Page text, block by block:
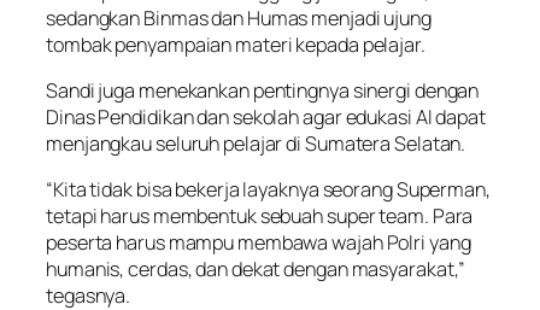
sedangkan Binmas dan Humas menjadi ujung
tombak penyampaian materi kepada pelajar.
Sandi juga menekankan pentingnya sinergi dengan
Dinas Pendidikan dan sekolah agar edukasi AI dapat
menjangkau seluruh pelajar di Sumatera Selatan.
“Kita tidak bisa bekerja layaknya seorang Superman,
tetapi harus membentuk sebuah super team. Para
peserta harus mampu membawa wajah Polri yang
humanis, cerdas, dan dekat dengan masyarakat,”
tegasnya.